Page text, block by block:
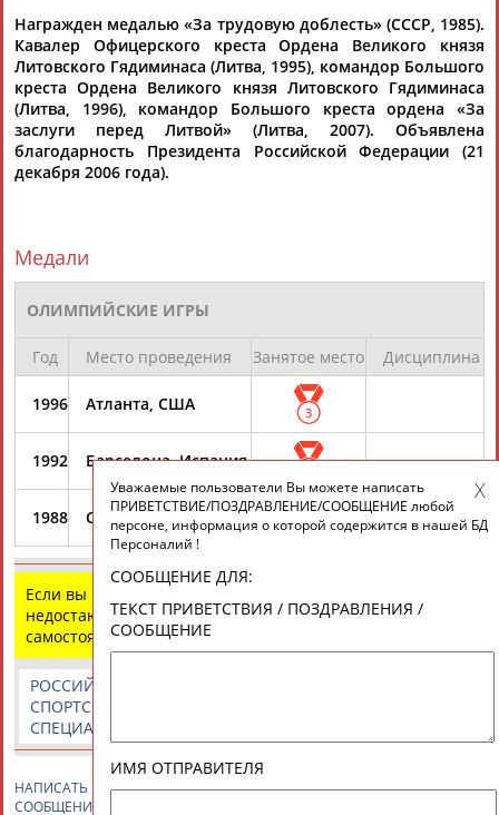
ЦЕЛИ ПРОЕКТА КОНТАКТЫ НАШИ КНОПКИ РЕКЛАМА
Вопросы сотрудничества и совместной деятельности
Стадион, 1998-2026
Подпишись
Награжден медалью «За трудовую доблесть» (СССР, 1985).
Кавалер Офицерского креста Ордена Великого князя
Литовского Гядиминаса (Литва, 1995), командор Большого
креста Ордена Великого князя Литовского Гядиминаса
(Литва, 1996), командор Большого креста ордена «За
заслуги перед Литвой» (Литва, 2007). Объявлена
благодарность Президента Российской Федерации (21
декабря 2006 года).
Медали
ОЛИМПИЙСКИЕ ИГРЫ
Год Место проведения Занятое место Дисциплина
1996 Атланта, США 3
1992 Барселона, Испания
1988 Сеул, Корея 1
Если вы нашли ошибку в данных или имеете
недостающую информацию, внесите изменения
самостоятельно
РОССИЙСКИЕ
СПОРТСМЕНЫ,
СПЕЦИАЛИСТЫ
НАПИСАТЬ Римас КУРТИНАЙТИСПРИВЕТСТВИЕ / ПОЗДРАВЛЕНИЕ /
СООБЩЕНИЕ
Уважаемые пользователи Вы можете написать
ПРИВЕТСТВИЕ/ПОЗДРАВЛЕНИЕ/СООБЩЕНИЕ любой
персоне, информация о которой содержится в нашей БД
Персоналий !
СООБЩЕНИЕ ДЛЯ:
ТЕКСТ ПРИВЕТСТВИЯ / ПОЗДРАВЛЕНИЯ /
СООБЩЕНИЕ
ИМЯ ОТПРАВИТЕЛЯ